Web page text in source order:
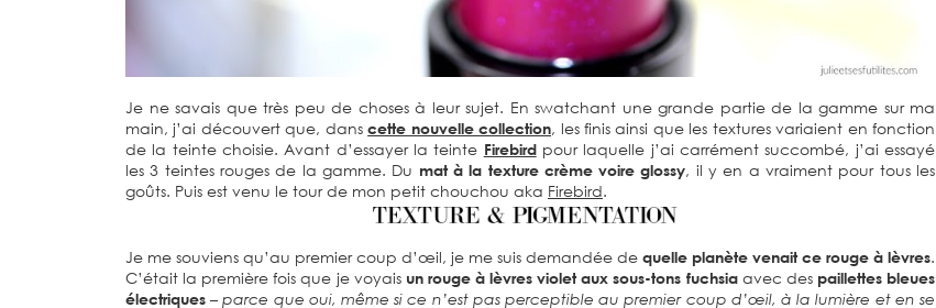
Je ne savais que très peu de choses à leur sujet. En swatchant une grande partie de la gamme sur ma
main, j’ai découvert que, danscette nouvelle collection, les finis ainsi que les textures variaient en fonction
de la teinte choisie. Avant d’essayer la teinte Firebirdpour laquelle j’ai carrément succombé, j’ai essayé
les 3 teintes rouges de la gamme. Du mat à la texture crème voire glossy, il y en a vraiment pour tous les
goûts. Puis est venu le tour de mon petit chouchou aka Firebird.
Je me souviens qu’au premier coup d’œil, je me suis demandée de quelle planète venait ce rouge à lèvres.
C’était la première fois que je voyais un rouge à lèvres violet aux sous-tons fuchsiaavec des paillettes bleues
électriques – parce que oui, même si ce n’est pas perceptible au premier coup d’œil, à la lumière et en se